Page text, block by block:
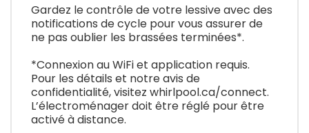
Gardez le contrôle de votre lessive avec des
notifications de cycle pour vous assurer de
ne pas oublier les brassées terminées*.
*Connexion au WiFi et application requis.
Pour les détails et notre avis de
confidentialité, visitez whirlpool.ca/connect.
L’électroménager doit être réglé pour être
activé à distance.